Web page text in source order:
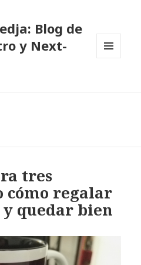
Blog de
y Next-
tres
cómo regalar
quedar bien